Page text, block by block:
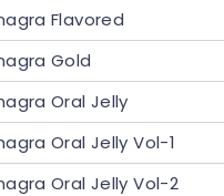
Flavored
Gold
Oral Jelly
Oral Jelly Vol-1
Oral Jelly Vol-2